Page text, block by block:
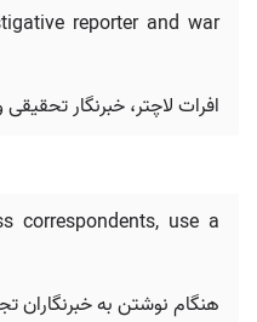
reporter and war
افرات لاچتر، خبرنگار
correspondents, use a
هنگام نوشتن به خبرنگاران